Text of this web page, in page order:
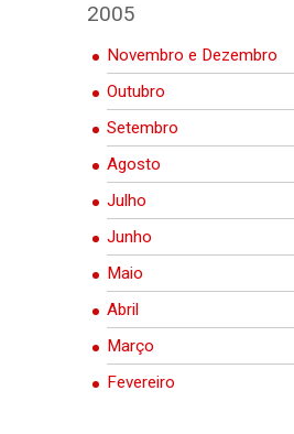
2005
Novembro e Dezembro
Outubro
Setembro
Agosto
Julho
Junho
Maio
Abril
Março
Fevereiro